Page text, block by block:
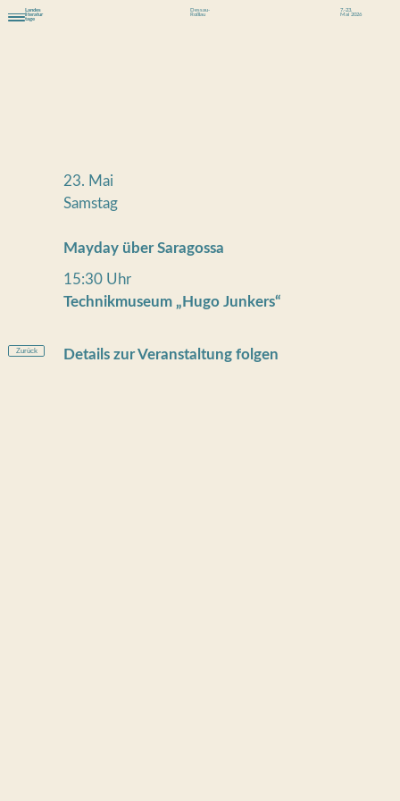
Landes
literatur
tage
Dessau-
Roßlau
7.-23.
Mai 2026
Zurück
23. Mai
Samstag
Mayday über Saragossa
15:30 Uhr
Technikmuseum „Hugo Junkers“
Details zur Veranstaltung folgen